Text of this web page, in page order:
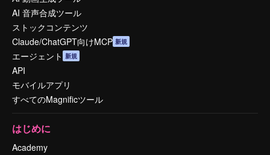
AI 音声合成ツール
ストックコンテンツ
Claude/ChatGPT向けMCP 新規
エージェント 新規
API
モバイルアプリ
すべてのMagnificツール
はじめに
Academy